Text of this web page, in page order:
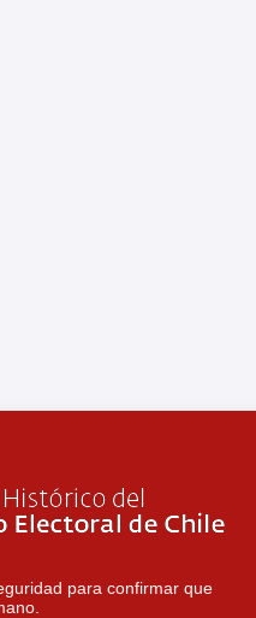
para confirmar que